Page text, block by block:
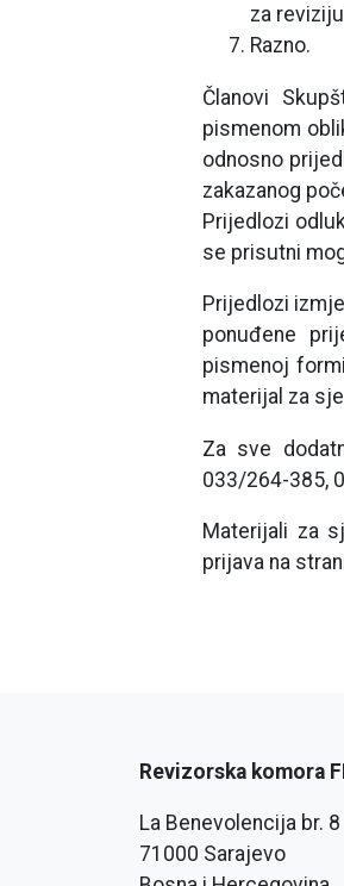
za
Razno.
Članovi
pismenom
odnosno
zakazanog
Prijedlozi
se prisutni
Prijedlozi
ponuđene
pismenoj
materijal za
Za sve
033/264-385,
Materijali za
prijava na
Revizorska komora
La Benevolencija br. 8
71000 Sarajevo